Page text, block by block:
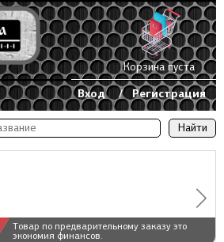
Товар по предварительному заказу это
экономия финансов.
Вход / Регистрация
Корзина пуста